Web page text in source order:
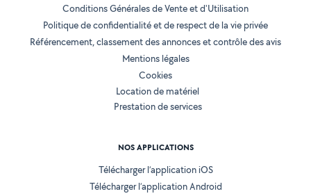
Conditions Générales de Vente et d'Utilisation
Politique de confidentialité et de respect de la vie privée
Référencement, classement des annonces et contrôle des avis
Mentions légales
Cookies
Location de matériel
Prestation de services
NOS APPLICATIONS
Télécharger l’application iOS
Télécharger l’application Android